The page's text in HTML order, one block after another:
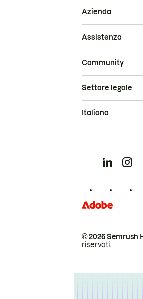
Azienda
Assistenza
Community
© 2026 Semrush
riservati.
Settore legale
Italiano